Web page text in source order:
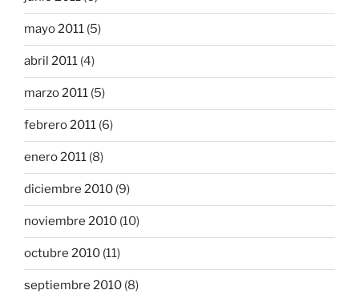
mayo 2011 (5)
abril 2011 (4)
marzo 2011 (5)
febrero 2011 (6)
enero 2011 (8)
diciembre 2010 (9)
noviembre 2010 (10)
octubre 2010 (11)
septiembre 2010 (8)